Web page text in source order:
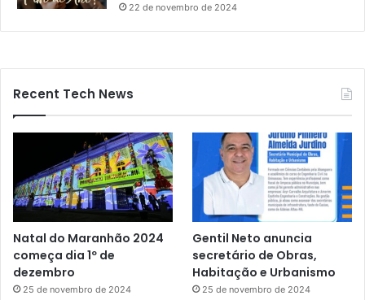
22 de novembro de 2024
Recent Tech News
Natal do Maranhão 2024
começa dia 1º de
dezembro
25 de novembro de 2024
Gentil Neto anuncia
secretário de Obras,
Habitação e Urbanismo
25 de novembro de 2024